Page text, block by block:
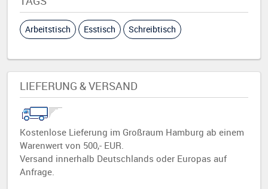
Arbeitstisch Esstisch Schreibtisch
LIEFERUNG & VERSAND
Kostenlose Lieferung im Großraum Hamburg ab einem
Warenwert von 500,- EUR.
Versand innerhalb Deutschlands oder Europas auf
Anfrage.